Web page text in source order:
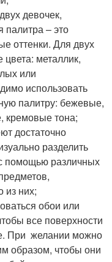
девочек,
палитра – это
оттенки. Для двух
металлик,
или
использовать
палитру: бежевые,
кремовые тона;
достаточно
разделить
помощью различных
из них;
обои или
все поверхности
При желании можно
образом, чтобы они